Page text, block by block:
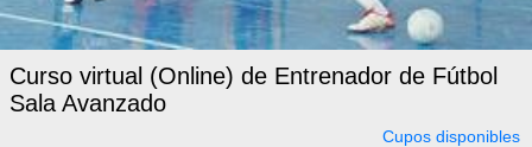
Curso virtual (Online) de Entrenador de Fútbol
Sala Avanzado
Cupos disponibles